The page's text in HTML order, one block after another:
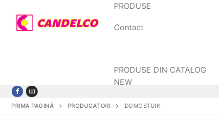
PRODUSE
Contact
PRODUSE DIN CATALOG
NEW
PRIMA PAGINĂ PRODUCATORI DOMOSTUIK